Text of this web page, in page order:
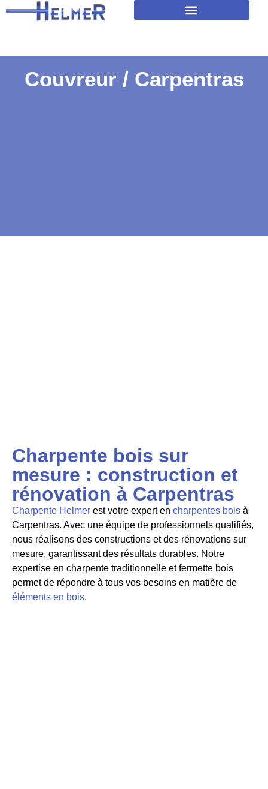
Couvreur / Carpentras
Charpente bois sur
mesure : construction et
rénovation à Carpentras
Charpente Helmer est votre expert en charpentes bois à
Carpentras. Avec une équipe de professionnels qualifiés,
nous réalisons des constructions et des rénovations sur
mesure, garantissant des résultats durables. Notre
expertise en charpente traditionnelle et fermette bois
permet de répondre à tous vos besoins en matière de
éléments en bois.